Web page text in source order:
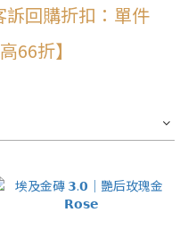
回購折扣：單件
66折】